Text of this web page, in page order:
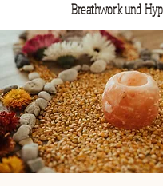
Breathwork und